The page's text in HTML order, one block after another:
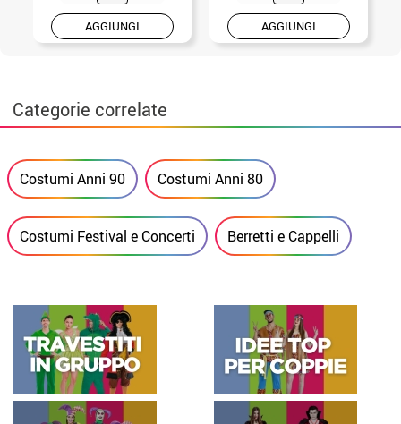
AGGIUNGI AGGIUNGI
Categorie correlate
Costumi Anni 90 Costumi Anni 80
Costumi Festival e Concerti Berretti e Cappelli